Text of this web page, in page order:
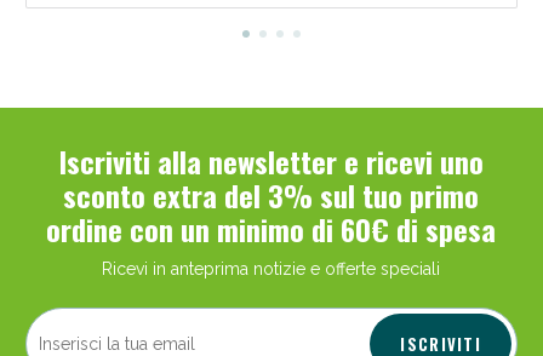
Iscriviti alla newsletter e ricevi uno
sconto extra del 3% sul tuo primo
ordine con un minimo di 60€ di spesa
Ricevi in anteprima notizie e offerte speciali
ISCRIVITI